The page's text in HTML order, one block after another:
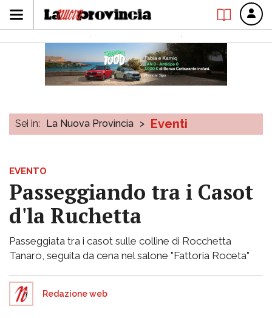
Sei in: La Nuova Provincia > Eventi
EVENTO
Passeggiando tra i Casot
d'la Ruchetta
Passeggiata tra i casot sulle colline di Rocchetta
Tanaro, seguita da cena nel salone "Fattoria Roceta"
Redazione web